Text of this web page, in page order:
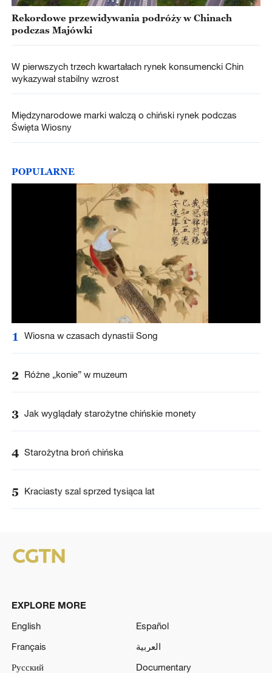
Rekordowe przewidywania podróży w Chinach
podczas Majówki
W pierwszych trzech kwartałach rynek konsumencki Chin
wykazywał stabilny wzrost
Międzynarodowe marki walczą o chiński rynek podczas
Święta Wiosny
POPULARNE
1 Wiosna w czasach dynastii Song
2 Różne „konie” w muzeum
3 Jak wyglądały starożytne chińskie monety
4 Starożytna broń chińska
5 Kraciasty szal sprzed tysiąca lat
EXPLORE MORE
English
Español
Français
العربية
Русский
Documentary